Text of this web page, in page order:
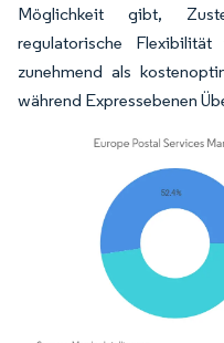
Möglichkeit gibt,
regulatorische Flexibilität
zunehmend als
während Expressebenen